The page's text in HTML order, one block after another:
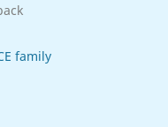
family